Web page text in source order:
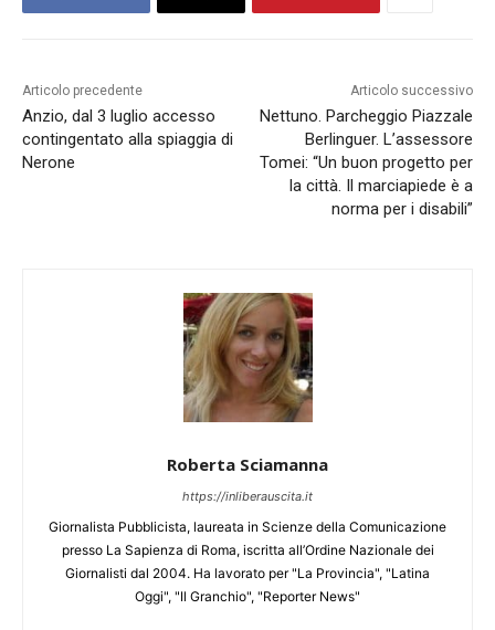
Articolo precedente
Anzio, dal 3 luglio accesso
contingentato alla spiaggia di
Nerone
Articolo successivo
Nettuno. Parcheggio Piazzale
Berlinguer. L’assessore
Tomei: “Un buon progetto per
la città. Il marciapiede è a
norma per i disabili”
Roberta Sciamanna
https://inliberauscita.it
Giornalista Pubblicista, laureata in Scienze della Comunicazione
presso La Sapienza di Roma, iscritta all’Ordine Nazionale dei
Giornalisti dal 2004. Ha lavorato per "La Provincia", "Latina
Oggi", "Il Granchio", "Reporter News"